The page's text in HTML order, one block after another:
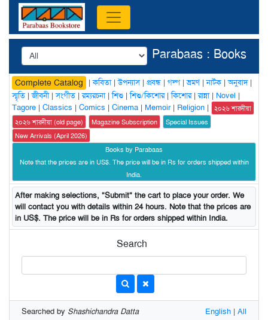
Parabaas : Books
Complete Catalog |কবিতা|উপন্যাস| প্রবন্ধ | গল্প |ভ্রমণ|নাটক |অনুবাদ|
স্মৃতি |জীবনী|সংগীত |রম্যরচনা|শিশু |শিশু/কিশোর|কিশোর|রান্না| Novel |
Tagore | Classics | Comics | Cinema | Memoir| Religion |
২০২৬ শারদীয়া
২০২৬ শারদীয়া (old page)
Magazine Subscription
Special Issues
New Arrivals (April 2026)
Books by Parabaas
Note that the prices are in US$. The price will be in Rs for orders shipped within
India.
After making selections, "Submit" the cart to place your order. We
will contact you with details within 24 hours. Note that the prices are
in US$. The price will be in Rs for orders shipped within India.
Search
Searched by Shashichandra Datta English | All